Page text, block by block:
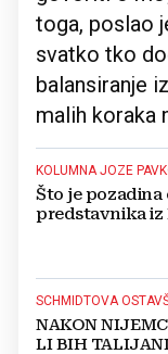
toga, poslao
svatko tko
balansiranje
malih koraka
KOLUMNA JOZE
Što je
predstavnika iz
SCHMIDTOVA
NAKON
LI BIH